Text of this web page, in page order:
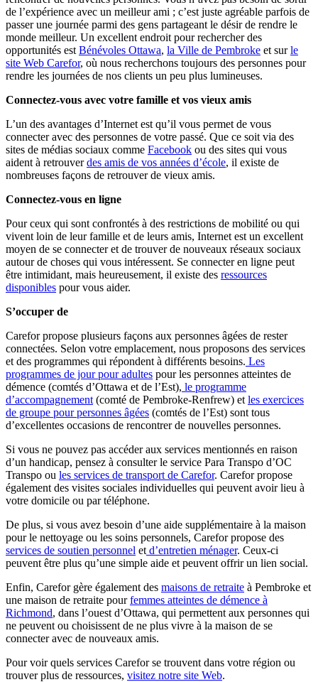
de l’expérience avec un meilleur ami ; c’est juste agréable parfois de
passer une journée parmi des gens partageant le désir de rendre le
monde meilleur. Un excellent endroit pour rechercher des
opportunités est Bénévoles Ottawa, la Ville de Pembroke et surle
site Web Carefor, où nous recherchons toujours des personnes pour
rendre les journées de nos clients un peu plus lumineuses.
Connectez-vous avec votre famille et vos vieux amis
L’un des avantages d’Internet est qu’il vous permet de vous
connecter avec des personnes de votre passé. Que ce soit via des
sites de médias sociaux comme Facebook ou des sites qui vous
aident à retrouverdes amis de vos années d’école, il existe de
nombreuses façons de retrouver de vieux amis.
Connectez-vous en ligne
Pour ceux qui sont confrontés à des restrictions de mobilité ou qui
vivent loin de leur famille et de leurs amis, Internet est un excellent
moyen de se connecter et de trouver de nouveaux réseaux sociaux
autour de choses qui vous intéressent. Se connecter en ligne peut
être intimidant, mais heureusement, il existe des ressources
disponibles pour vous aider.
S’occuper de
Carefor propose plusieurs façons aux personnes âgées de rester
connectées. Selon votre emplacement, nous proposons des services
et des programmes qui répondent à différents besoins. Les
programmes de jour pour adultes pour les personnes atteintes de
démence (comtés d’Ottawa et de l’Est), le programme
d’accompagnement (comté de Pembroke-Renfrew) et les exercices
de groupe pour personnes âgées (comtés de l’Est) sont tous
d’excellentes occasions de rencontrer de nouvelles personnes.
Si vous ne pouvez pas accéder aux services mentionnés en raison
d’un handicap, pensez à consulter le service Para Transpo d’OC
Transpo ou les services de transport de Carefor. Carefor propose
également des visites sociales individuelles qui peuvent avoir lieu à
votre domicile ou par téléphone.
De plus, si vous avez besoin d’une aide supplémentaire à la maison
pour le nettoyage ou les soins personnels, Carefor propose des
services de soutien personnel et d’entretien ménager. Ceux-ci
peuvent être plus qu’une simple aide et peuvent offrir un lien social.
Enfin, Carefor gère également des maisons de retraite à Pembroke et
une maison de retraite pourfemmes atteintes de démence à
Richmond, dans l’ouest d’Ottawa, qui permettent aux personnes qui
ne peuvent ou choisissent de ne plus vivre à la maison de se
connecter avec de nouveaux amis.
Pour voir quels services Carefor se trouvent dans votre région ou
trouver plus de ressources, visitez notre site Web.